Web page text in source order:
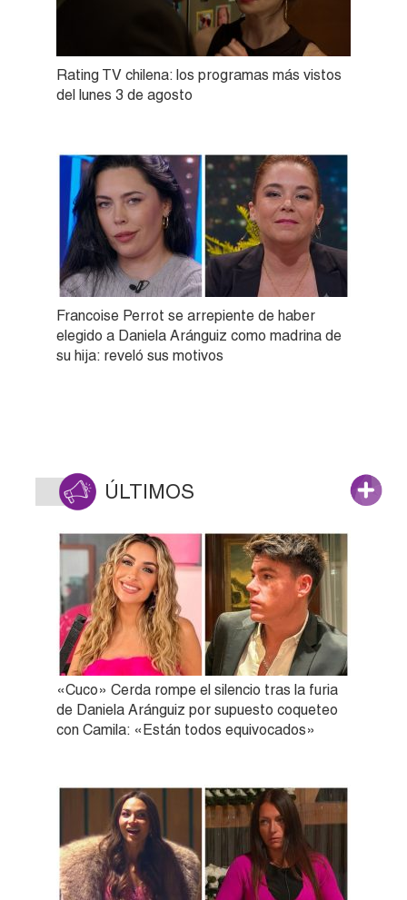
Rating TV chilena: los programas más vistos
del lunes 3 de agosto
Francoise Perrot se arrepiente de haber
elegido a Daniela Aránguiz como madrina de
su hija: reveló sus motivos
ÚLTIMOS
«Cuco» Cerda rompe el silencio tras la furia
de Daniela Aránguiz por supuesto coqueteo
con Camila: «Están todos equivocados»